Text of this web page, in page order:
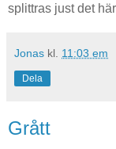
splittras just det
Jonas kl. 11:03 em
Dela
Grått